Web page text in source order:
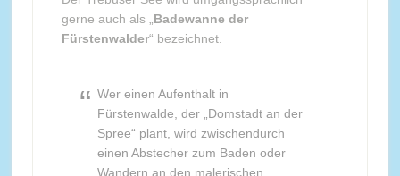
gerne auch als „ Badewanne der
Fürstenwalder“ bezeichnet.
Wer einen Aufenthalt in
Fürstenwalde, der „Domstadt an der
Spree“ plant, wird zwischendurch
einen Abstecher zum Baden oder
Wandern an den malerischen